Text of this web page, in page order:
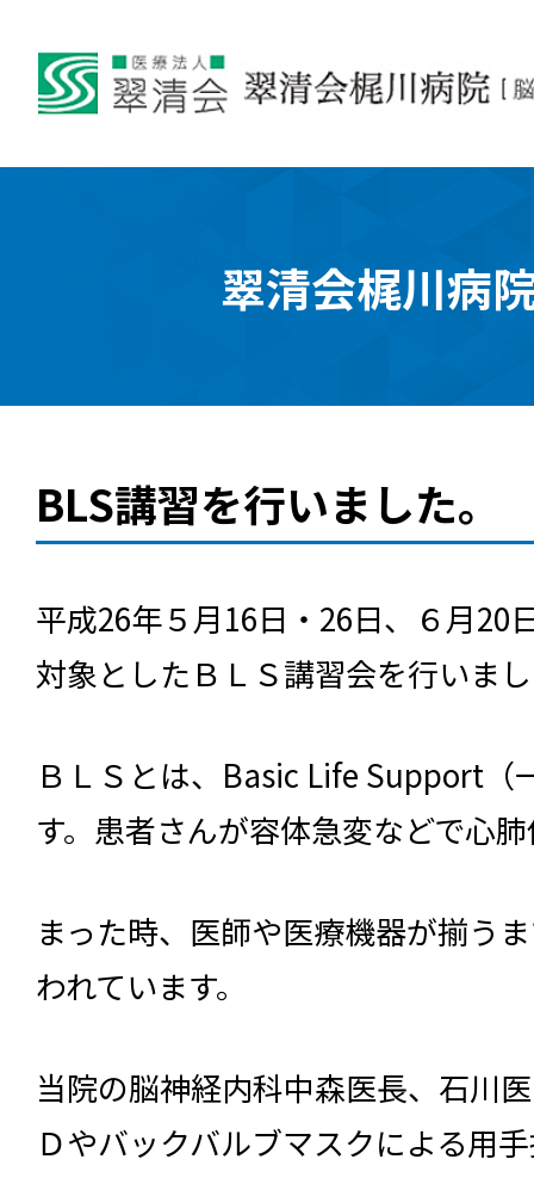
翠清会梶川病
BLS講習を行いました。
平成26年５月16日・26日、６月20
対象としたＢＬＳ講習会を行いま
ＢＬＳとは、Basic Life Support（
す。患者さんが容体急変などで心
まった時、医師や医療機器が揃う
われています。
当院の脳神経内科中森医長、石川
Ｄやバックバルブマスクによる用